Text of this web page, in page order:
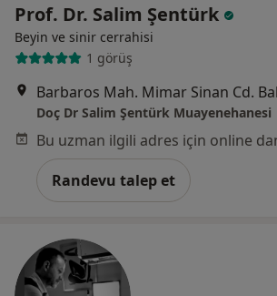
Prof. Dr. Salim Şentürk
Beyin ve sinir cerrahisi
1 görüş
Doç Dr Salim Şentürk Muayenehanesi
Randevu talep et